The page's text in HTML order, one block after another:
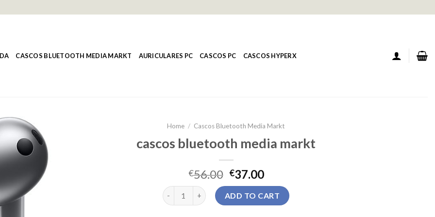
CASCOS BLUETOOTH MEDIA MARKT AURICULARES PC CASCOS PC CASCOS HYPERX
Home / Cascos Bluetooth Media Markt
cascos bluetooth media markt
€56.00 €37.00
cascos bluetooth media markt quantity
ADD TO CART